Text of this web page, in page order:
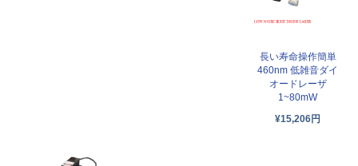
長い寿命操作簡単
460nm 低雑音ダイ
オードレーザ
1~80mW
¥15,206円